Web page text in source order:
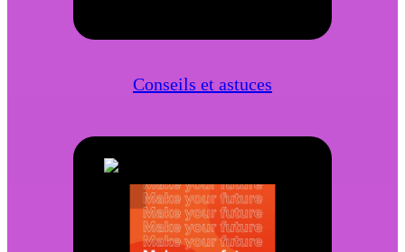
Conseils et astuces